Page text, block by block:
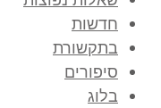
חדשות
בתקשורת
סיפורים
בלוג